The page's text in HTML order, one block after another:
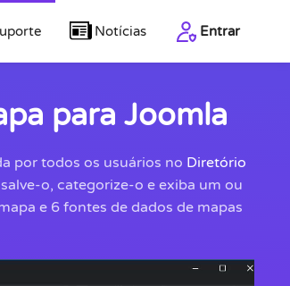
Notícias Entrar
para Joomla
por todos os usuários no Diretório
o, categorize-o e exiba um ou
e 6 fontes de dados de mapas